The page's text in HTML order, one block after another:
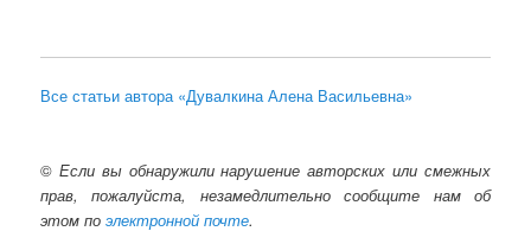
Все статьи автора «Дувалкина Алена Васильевна»
© Если вы обнаружили нарушение авторских или смежных
прав, пожалуйста, незамедлительно сообщите нам об
этом поэлектронной почте.